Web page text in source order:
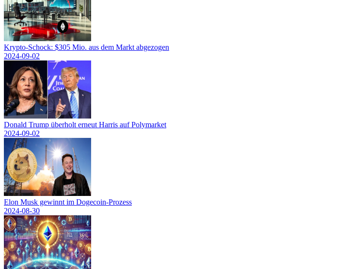
Krypto-Schock: $305 Mio. aus dem Markt abgezogen
2024-09-02
Donald Trump überholt erneut Harris auf Polymarket
2024-09-02
Elon Musk gewinnt im Dogecoin-Prozess
2024-08-30